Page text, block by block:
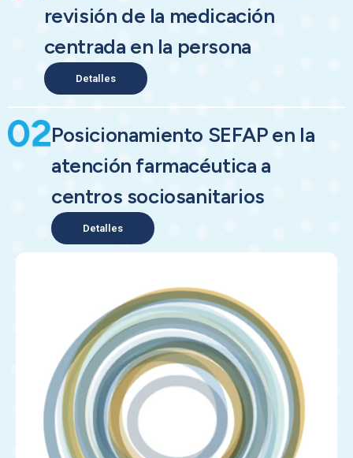
revisión de la medicación
centrada en la persona
Detalles
Posicionamiento SEFAP en la
atención farmacéutica a
centros sociosanitarios
Detalles